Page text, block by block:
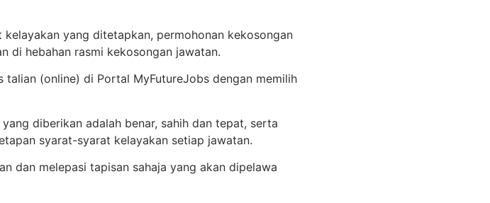
yang ditetapkan, permohonan kekosongan
di hebahan rasmi kekosongan jawatan.
(online) di Portal MyFutureJobs dengan memilih
diberikan adalah benar, sahih dan tepat, serta
syarat-syarat kelayakan setiap jawatan.
dan melepasi tapisan sahaja yang akan dipelawa